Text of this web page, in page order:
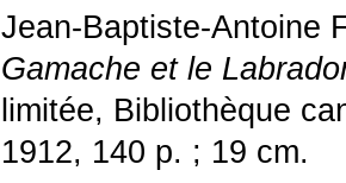
Jean-Baptiste-Antoine
Gamache et le
limitée, Bibliothèque
1912, 140 p. ; 19 cm.